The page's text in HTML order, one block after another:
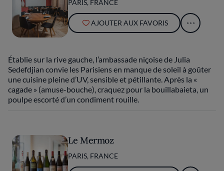
PARIS, FRANCE
AJOUTER AUX FAVORIS
Établie sur la rive gauche, l’ambassade niçoise de Julia
Sedefdjian convie les Parisiens en manque de soleil à goûter
une cuisine pleine d’UV, sensible et pétillante. Après la «
cagade » (amuse-bouche), craquez pour la bouillabaieta, un
poulpe escorté d’un condiment rouille.
Le Mermoz
PARIS, FRANCE